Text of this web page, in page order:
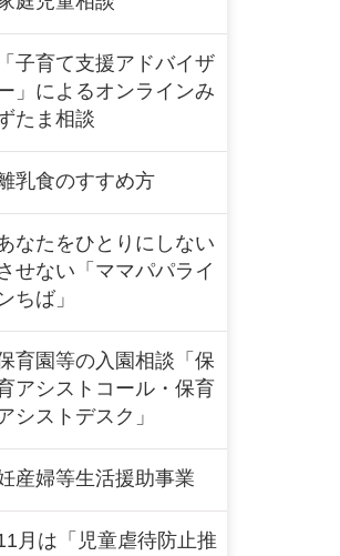
「子育て支援アドバイザ
」によるオンラインみ
たま相談
乳食のすすめ方
なたをひとりにしない
せない「ママパパライ
ちば」
育園等の入園相談「保
アシストコール・保育
シストデスク」
産婦等生活援助事業
月は「児童虐待防止推